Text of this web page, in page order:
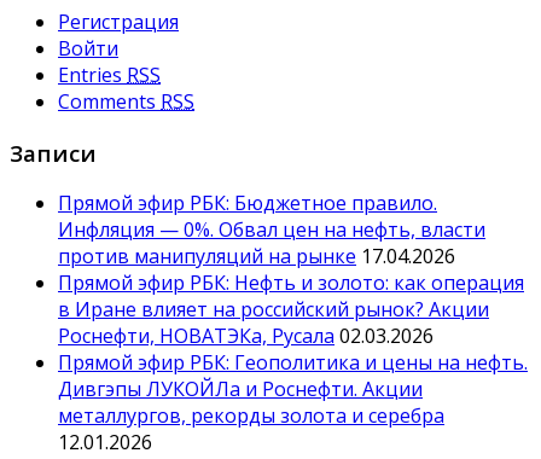
Регистрация
Войти
Entries RSS
Comments RSS
Записи
Прямой эфир РБК: Бюджетное правило.
Инфляция — 0%. Обвал цен на нефть, власти
против манипуляций на рынке 17.04.2026
Прямой эфир РБК: Нефть и золото: как операция
в Иране влияет на российский рынок? Акции
Роснефти, НОВАТЭКа, Русала 02.03.2026
Прямой эфир РБК: Геополитика и цены на нефть.
Дивгэпы ЛУКОЙЛа и Роснефти. Акции
металлургов, рекорды золота и серебра
12.01.2026